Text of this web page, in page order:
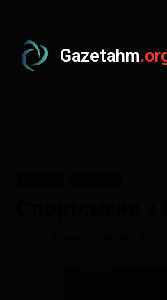
Gazetahm
Спортсмени з